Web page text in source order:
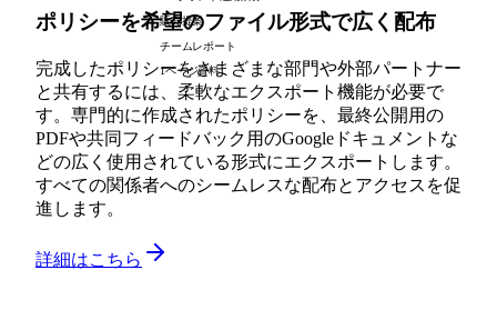
販売提案
チームレポート
1ページ資料
ポリシーを希望のファイル形式で広く配布
完成したポリシーをさまざまな部門や外部パートナー
と共有するには、柔軟なエクスポート機能が必要で
す。専門的に作成されたポリシーを、最終公開用の
PDFや共同フィードバック用のGoogleドキュメントな
どの広く使用されている形式にエクスポートします。
すべての関係者へのシームレスな配布とアクセスを促
進します。
詳細はこちら